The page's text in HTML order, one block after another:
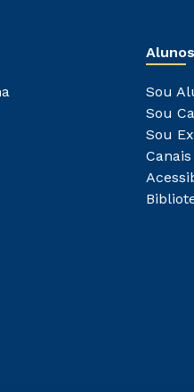
Sou
Sou
Sou